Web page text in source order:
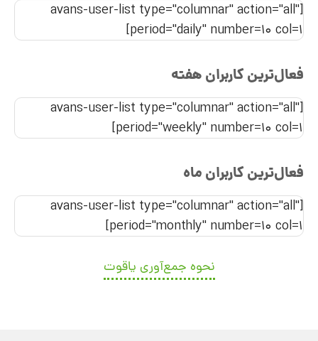
[avans-user-list type="columnar" action="all"
period="daily" number=10 col=1]
فعال‌ترین کاربران هفته
[avans-user-list type="columnar" action="all"
period="weekly" number=10 col=1]
فعال‌ترین کاربران ماه
[avans-user-list type="columnar" action="all"
period="monthly" number=10 col=1]
نحوه جمع‌آوری یاقوت